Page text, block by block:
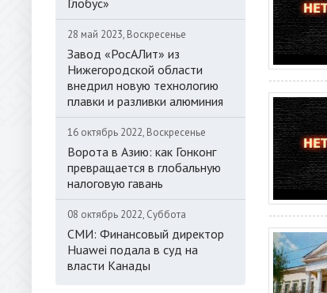
Глобус»
28 май 2023, Воскресенье
Завод «РосАЛит» из
Нижегородской области
внедрил новую технологию
плавки и разливки алюминия
16 октябрь 2022, Воскресенье
Ворота в Азию: как Гонконг
превращается в глобальную
налоговую гавань
08 октябрь 2022, Суббота
СМИ: Финансовый директор
Huawei подала в суд на
власти Канады